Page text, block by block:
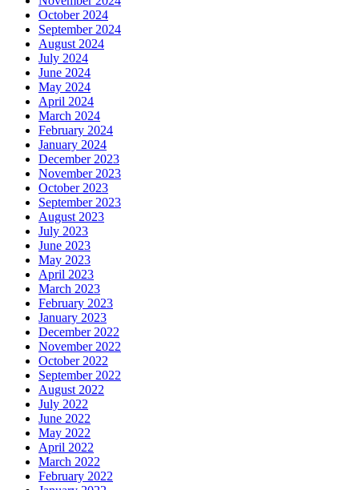
October 2024
September 2024
August 2024
July 2024
June 2024
May 2024
April 2024
March 2024
February 2024
January 2024
December 2023
November 2023
October 2023
September 2023
August 2023
July 2023
June 2023
May 2023
April 2023
March 2023
February 2023
January 2023
December 2022
November 2022
October 2022
September 2022
August 2022
July 2022
June 2022
May 2022
April 2022
March 2022
February 2022